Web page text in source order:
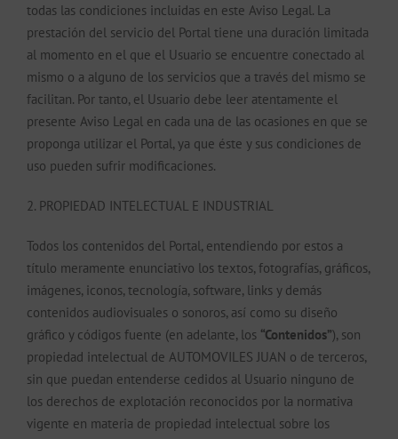
todas las condiciones incluidas en este Aviso Legal. La
prestación del servicio del Portal tiene una duración limitada
al momento en el que el Usuario se encuentre conectado al
mismo o a alguno de los servicios que a través del mismo se
facilitan. Por tanto, el Usuario debe leer atentamente el
presente Aviso Legal en cada una de las ocasiones en que se
proponga utilizar el Portal, ya que éste y sus condiciones de
uso pueden sufrir modificaciones.
2. PROPIEDAD INTELECTUAL E INDUSTRIAL
Todos los contenidos del Portal, entendiendo por estos a
título meramente enunciativo los textos, fotografías, gráficos,
imágenes, iconos, tecnología, software, links y demás
contenidos audiovisuales o sonoros, así como su diseño
gráfico y códigos fuente (en adelante, los “Contenidos”), son
propiedad intelectual de AUTOMOVILES JUAN o de terceros,
sin que puedan entenderse cedidos al Usuario ninguno de
los derechos de explotación reconocidos por la normativa
vigente en materia de propiedad intelectual sobre los